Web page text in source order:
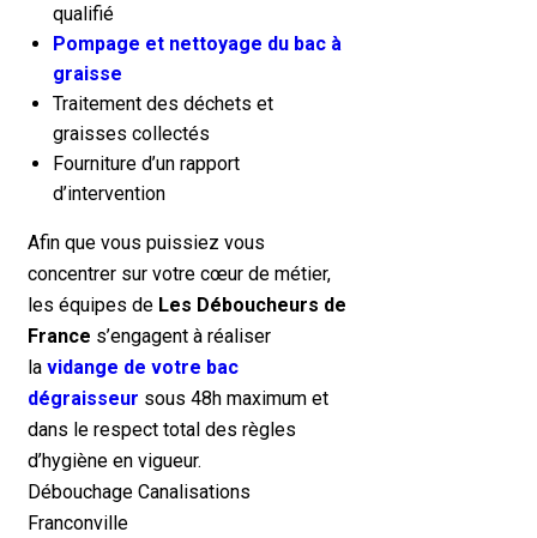
qualifié
Pompage et nettoyage du bac à
graisse
Traitement des déchets et
graisses collectés
Fourniture d’un rapport
d’intervention
Afin que vous puissiez vous
concentrer sur votre cœur de métier,
les équipes de Les Déboucheurs de
France s’engagent à réaliser
la vidange de votre bac
dégraisseur sous 48h maximum et
dans le respect total des règles
d’hygiène en vigueur.
Débouchage Canalisations
Franconville